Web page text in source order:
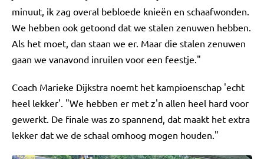
minuut, ik zag overal bebloede knieën en schaafwonden.
We hebben ook getoond dat we stalen zenuwen hebben.
Als het moet, dan staan we er. Maar die stalen zenuwen
gaan we vanavond inruilen voor een feestje."
Coach Marieke Dijkstra noemt het kampioenschap 'echt
heel lekker'. "We hebben er met z'n allen heel hard voor
gewerkt. De finale was zo spannend, dat maakt het extra
lekker dat we de schaal omhoog mogen houden."